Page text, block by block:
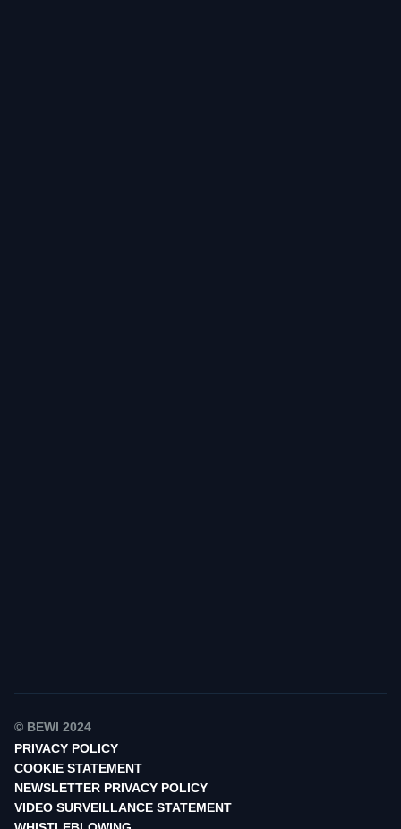
© BEWI 2024
PRIVACY POLICY
COOKIE STATEMENT
NEWSLETTER PRIVACY POLICY
VIDEO SURVEILLANCE STATEMENT